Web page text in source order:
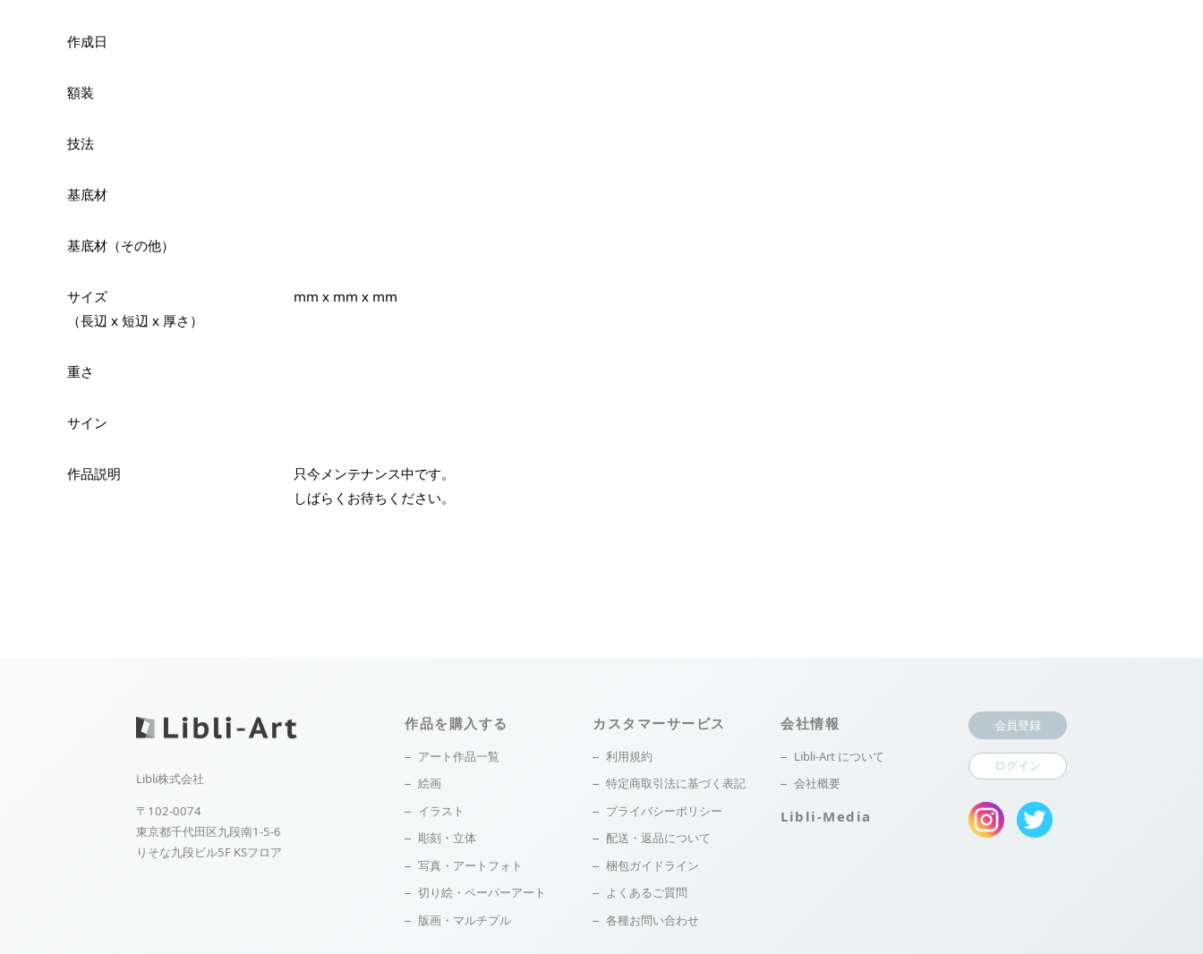
作成日
額装
技法
基底材
基底材（その他）
サイズ
（長辺 x 短辺 x 厚さ）
mm x mm x mm
重さ
サイン
作品説明
只今メンテナンス中です。
しばらくお待ちください。
Libli株式会社
〒102-0074
東京都千代田区九段南1-5-6
りそな九段ビル5F KSフロア
作品を購入する
アート作品一覧
絵画
イラスト
彫刻・立体
写真・アートフォト
切り絵・ペーパーアート
版画・マルチプル
カスタマーサービス
利用規約
特定商取引法に基づく表記
プライバシーポリシー
配送・返品について
梱包ガイドライン
よくあるご質問
各種お問い合わせ
会社情報
Libli-Art について
会社概要
Libli-Media
会員登録
ログイン